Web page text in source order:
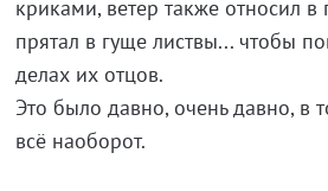
криками, ветер также относил в
прятал в гуще листвы... чтобы
делах их отцов.
Это было давно, очень давно, в
всё наоборот.